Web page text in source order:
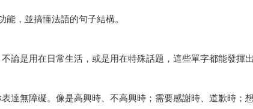
，並搞懂法語的句子結構。
論是用在日常生活，或是用在特殊話題，這些單字都能發揮出
達無障礙。像是高興時、不高興時；需要感謝時、道歉時